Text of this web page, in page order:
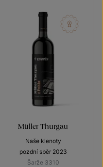
Müller Thurgau
Naše klenoty
pozdní sběr 2023
Šarže 3310